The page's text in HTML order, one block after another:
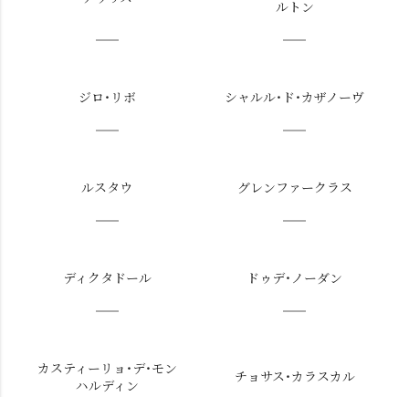
ルトン
ジロ・リボ シャルル・ド・カザノーヴ
ルスタウ グレンファークラス
ディクタドール ドゥデ・ノーダン
カスティーリョ・デ・モン
ハルディン
チョサス・カラスカル